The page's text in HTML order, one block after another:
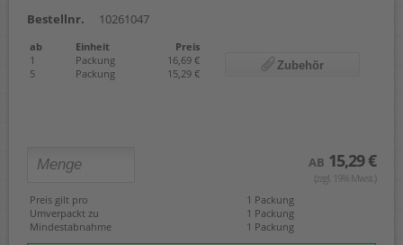
Bestellnr.
10261047
ab Einheit
Preis
1
Packung
16,69 €
5
Packung 15,29 €
Zubehör
AB 15,29 €
(zzgl. 19% Mwst.)
Preis gilt pro
1 Packung
Umverpackt zu
1 Packung
Mindestabnahme
1 Packung